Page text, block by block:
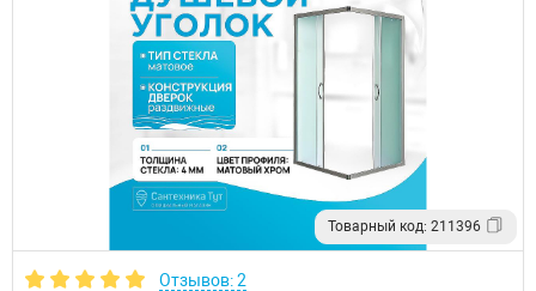
Товарный код: 211396
Отзывов: 2